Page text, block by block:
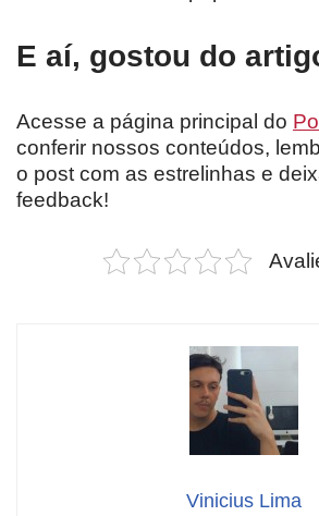
E aí, gostou do
Acesse a página principal do
conferir nossos conteúdos,
o post com as estrelinhas e
feedback!
Vinicius Lima